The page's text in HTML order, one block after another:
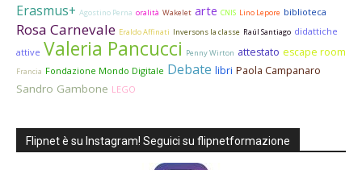
Erasmus+ Agostino Perna oralità Wakelet arte CNIS Lino Lepore biblioteca
Rosa Carnevale Eraldo Affinati Inversons la classe Raúl Santiago didattiche
attive Valeria Pancucci Penny Wirton attestato escape room
Francia Fondazione Mondo Digitale Debate libri Paola Campanaro
Sandro Gambone LEGO
Flipnet è su Instagram! Seguici su flipnetformazione